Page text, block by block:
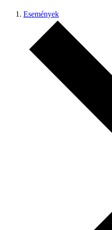
Események